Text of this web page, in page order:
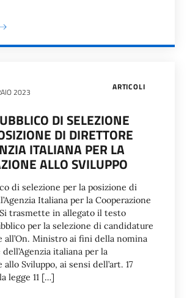
ARTICOLI
2023
DI SELEZIONE
DI DIRETTORE
ITALIANA PER LA
ALLO SVILUPPO
di selezione per la posizione di
Italiana per la Cooperazione
trasmette in allegato il testo
per la selezione di candidature
all’On. Ministro ai fini della nomina
italiana per la
allo Sviluppo, ai sensi dell’art. 17
legge 11 […]